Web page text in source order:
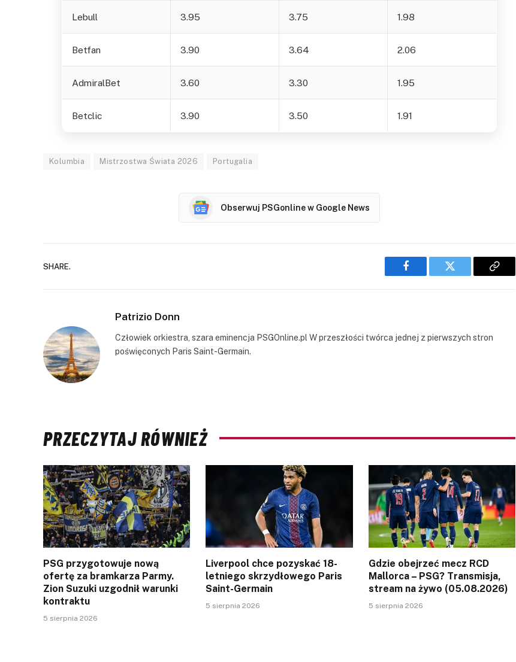
Lebull 3.95 3.75 1.98
Betfan 3.90 3.64 2.06
AdmiralBet 3.60 3.30 1.95
Betclic 3.90 3.50 1.91
Kolumbia Mistrzostwa Świata 2026 Portugalia
Obserwuj PSGonline w Google News
SHARE.
Facebook Twitter
Copy
Patrizio Donn
Człowiek orkiestra, szara eminencja PSGOnline.pl W przeszłości twórca jednej z pierwszych stron
poświęconych Paris Saint-Germain.
PRZECZYTAJ RÓWNIEŻ
PSG przygotowuje nową
ofertę za bramkarza Parmy.
Zion Suzuki uzgodnił warunki
kontraktu
5 sierpnia 2026
Liverpool chce pozyskać 18-
letniego skrzydłowego Paris
Saint-Germain
5 sierpnia 2026
Gdzie obejrzeć mecz RCD
Mallorca – PSG? Transmisja,
stream na żywo (05.08.2026)
5 sierpnia 2026